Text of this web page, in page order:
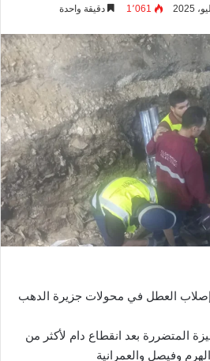
1٬061 دقيقة واحدة
العطل في محولات جزيرة الدهب
المتضررة بعد انقطاع دام لأكثر من